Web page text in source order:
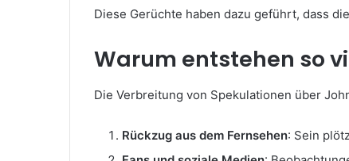
Diese Gerüchte haben dazu geführt, dass
Warum entstehen so
Die Verbreitung von Spekulationen über
Rückzug aus dem Fernsehen: Sein